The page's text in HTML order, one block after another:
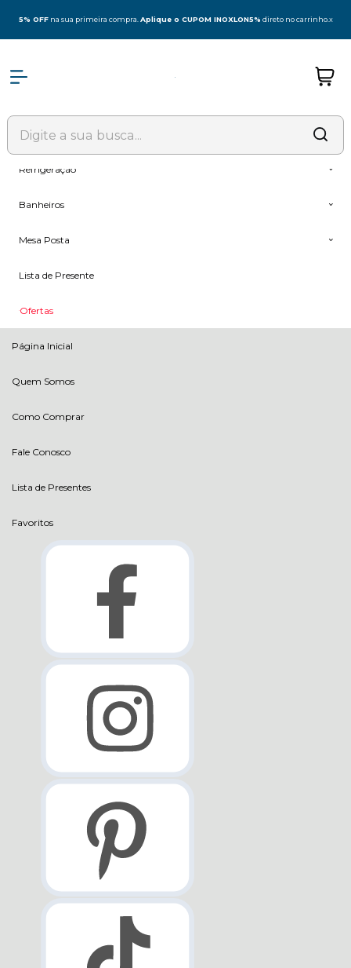
Forno + Microondas
Refrigeração
Banheiros
Mesa Posta
Lista de Presente
Ofertas
Página Inicial
Quem Somos
Como Comprar
Fale Conosco
Lista de Presentes
Favoritos
5% OFF na sua primeira compra.Aplique o CUPOM INOXLON5% direto no carrinho.x